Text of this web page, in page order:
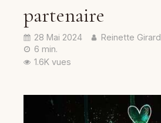
partenaire
28 Mai 2024 Reinette Girard
6 min.
1.6K vues